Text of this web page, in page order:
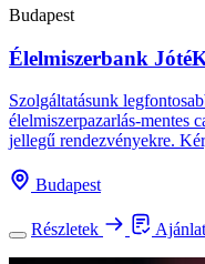
Budapest
Élelmiszerbank
Szolgáltatásunk
élelmiszerpazarlás-mentes
jellegű rendezvényekre.
Budapest
Részletek